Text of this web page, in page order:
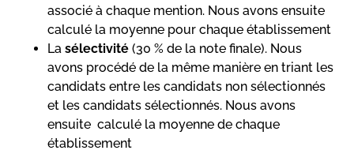
associé à chaque mention. Nous avons ensuite
calculé la moyenne pour chaque établissement
La sélectivité (30 % de la note finale). Nous
avons procédé de la même manière en triant les
candidats entre les candidats non sélectionnés
et les candidats sélectionnés. Nous avons
ensuite calculé la moyenne de chaque
établissement